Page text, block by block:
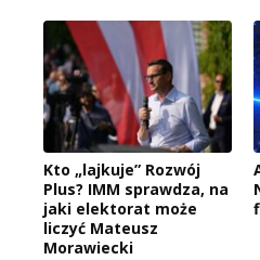
Kto „lajkuje” Rozwój
Plus? IMM sprawdza, na
jaki elektorat może
liczyć Mateusz
Morawiecki